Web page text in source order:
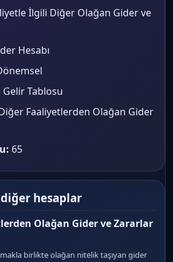
İlgili Diğer Olağan Gider ve
Hesabı
Gelir Tablosu
Faaliyetlerden Olağan Gider
65
hesaplar
Olağan Gider ve Zararlar
birlikte olağan nitelik taşıyan gider